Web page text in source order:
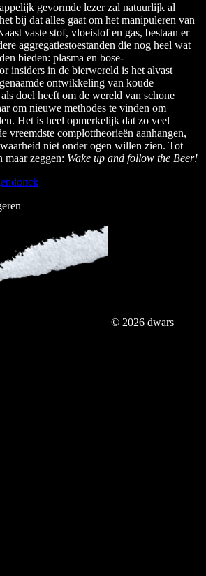
gevormde lezer zal natuurlijk al
bij dat alles gaat om het manipuleren van
vaste stof, vloeistof en gas, bestaan er
aggregatiestoestanden die nog heel wat
bieden: plasma en bose-
insiders in de bierwereld is het alvast
ontwikkeling van koude
doel heeft om de wereld van schone
om nieuwe methodes te vinden om
Het is heel opmerkelijk dat zo veel
vreemdste complottheorieën aanhangen,
niet onder ogen willen zien. Tot
maar zeggen: Wake up and follow the Beer!
© 2026 dwars